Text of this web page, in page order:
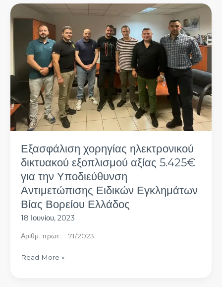
Εξασφάλιση χορηγίας ηλεκτρονικού
δικτυακού εξοπλισμού αξίας 5.425€
για την Υποδιεύθυνση
Αντιμετώπισης Ειδικών Εγκλημάτων
Βίας Βορείου Ελλάδος
18 Ιουνίου, 2023
Αριθμ. πρωτ.: 71/2023
Εξασφάλιση
χορηγίας
ηλεκτρονικού
δικτυακού
εξοπλισμού
αξίας
5.425€
για
την
Υποδιεύθυνση
Αντιμετώπισης
Ειδικών
Βίας
Βορείου
Read More »